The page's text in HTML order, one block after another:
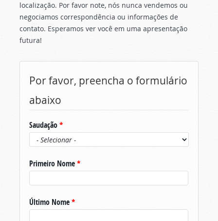
localização. Por favor note, nós nunca vendemos ou
negociamos correspondência ou informações de
contato. Esperamos ver você em uma apresentação
futura!
Por favor, preencha o formulário
abaixo
Saudação*
Primeiro Nome*
Último Nome*